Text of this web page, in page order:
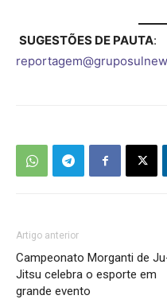
SUGESTÕES DE PAUTA:
Artigo anterior
Campeonato Morganti de
Jitsu celebra o esporte em
grande evento